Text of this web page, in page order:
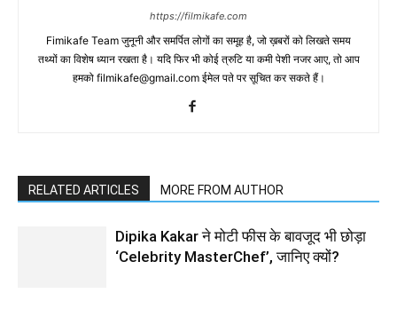
https://filmikafe.com
Fimikafe Team जुनूनी और समर्पित लोगों का समूह है, जो ख़बरों को लिखते समय
तथ्‍यों का विशेष ध्‍यान रखता है। यदि फिर भी कोई त्रुटि या कमी पेशी नजर आए, तो आप
हमको filmikafe@gmail.com ईमेल पते पर सूचित कर सकते हैं।
RELATED ARTICLES MORE FROM AUTHOR
Dipika Kakar ने मोटी फीस के बावजूद भी छोड़ा
‘Celebrity MasterChef’, जानिए क्यों?